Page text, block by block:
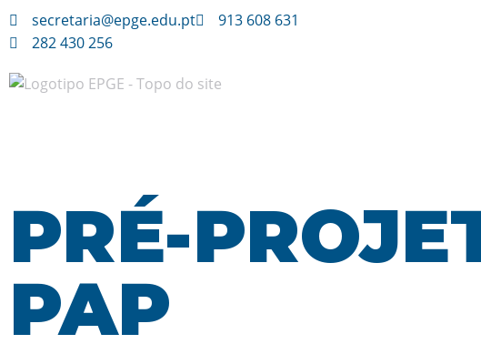
Avançar
para
secretaria@epge.edu.pt
913 608 631
282 430 256
PRÉ-
PAP